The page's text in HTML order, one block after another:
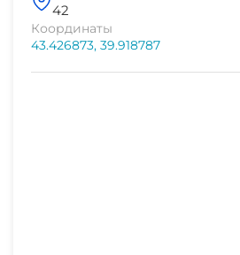
42
Координаты
43.426873, 39.918787